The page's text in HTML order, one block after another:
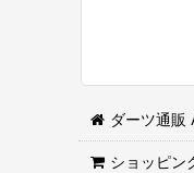
ダーツ通
ショッピン